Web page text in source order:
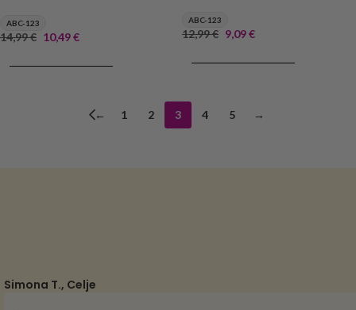
ABC-123
14,99€ 10,49€
ABC-123
12,99€ 9,09€
← 1 2 3 4 5 →
Simona T., Celje